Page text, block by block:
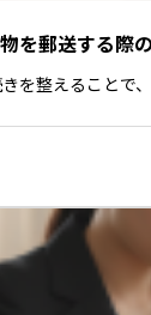
を郵送する際
を整えることで